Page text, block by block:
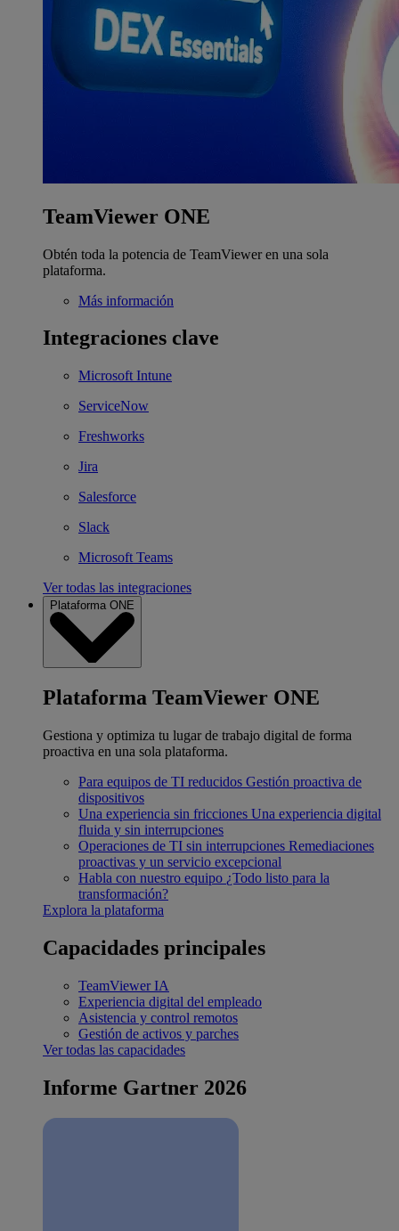
TeamViewer ONE
Obtén toda la potencia de TeamViewer en una sola
plataforma.
Más información
Integraciones clave
Microsoft Intune
ServiceNow
Freshworks
Jira
Salesforce
Slack
Microsoft Teams
Ver todas las integraciones
Plataforma ONE
Plataforma TeamViewer ONE
Gestiona y optimiza tu lugar de trabajo digital de forma
proactiva en una sola plataforma.
Para equipos de TI reducidos Gestión proactiva de
dispositivos
Una experiencia sin fricciones Una experiencia digital
fluida y sin interrupciones
Operaciones de TI sin interrupciones Remediaciones
proactivas y un servicio excepcional
Habla con nuestro equipo ¿Todo listo para la
transformación?
Explora la plataforma
Capacidades principales
TeamViewer IA
Experiencia digital del empleado
Asistencia y control remotos
Gestión de activos y parches
Ver todas las capacidades
Informe Gartner 2026